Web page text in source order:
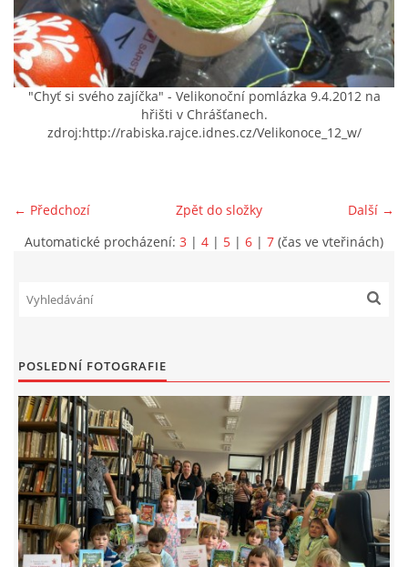
VIDEA Z DRONU
STREET ART
ČASOSBĚRY - CHRÁŠŤANY
GRANTY A DOTACE
MOBILNÍ APLIKACE
FREE WIFI
VÝZNAČNÍ RODÁCI
"Chyť si svého zajíčka" - Velikonoční pomlázka 9.4.2012 na
hřišti v Chrášťanech.
zdroj:http://rabiska.rajce.idnes.cz/Velikonoce_12_w/
← Předchozí Další →
Zpět do složky
Automatické procházení: 3 | 4 | 5 | 6 | 7 (čas ve vteřinách)
POSLEDNÍ FOTOGRAFIE